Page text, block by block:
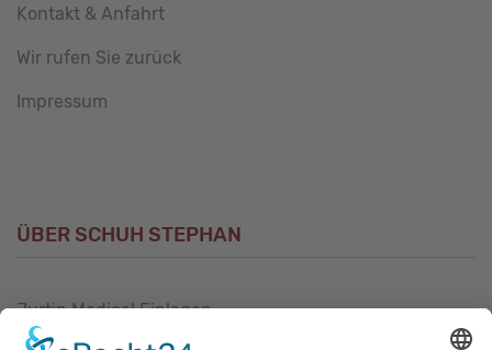
Kontakt & Anfahrt
Wir rufen Sie zurück
Impressum
ÜBER SCHUH STEPHAN
Jurtin Medical Einlagen